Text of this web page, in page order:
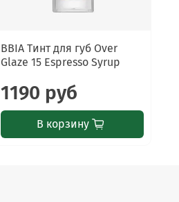
BBIA Тинт для губ Over
Glaze 15 Espresso Syrup
1190 руб
В корзину